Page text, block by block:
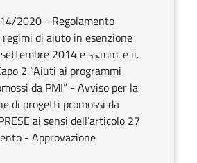
2020 - Regolamento
regimi di aiuto in esenzione
2014 e ss.mm. e ii.
2 “Aiuti ai programmi
da PMI” - Avviso per la
di progetti promossi da
ai sensi dell’articolo 27
- Approvazione